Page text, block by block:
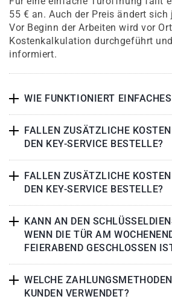
55 € an. Auch der Preis ändert
Vor Beginn der Arbeiten wird vor
Kostenkalkulation durchgeführt
informiert.
WIE FUNKTIONIERT
FALLEN ZUSÄTZLICHE
DEN KEY-SERVICE BESTELLE?
FALLEN ZUSÄTZLICHE
DEN KEY-SERVICE BESTELLE?
KANN AN DEN
WENN DIE TÜR AM
FEIERABEND GESCHLOSSEN
WELCHE
KUNDEN VERWENDET?